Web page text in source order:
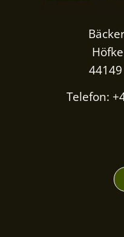
Telefon: